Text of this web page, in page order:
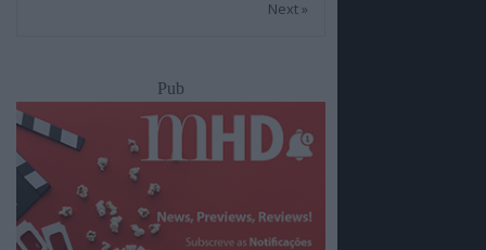
Next »
Pub